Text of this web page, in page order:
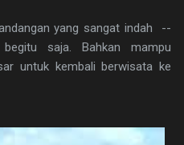
yang sangat indah --
saja. Bahkan mampu
untuk kembali berwisata ke